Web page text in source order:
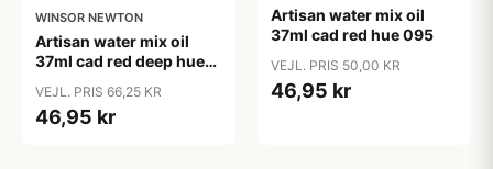
WINSOR NEWTON
Artisan water mix oil
37ml cad red deep hue
VEJL. PRIS 66,25 KR
46,95 kr
Artisan water mix oil
37ml cad red hue 095
VEJL. PRIS 50,00 KR
46,95 kr